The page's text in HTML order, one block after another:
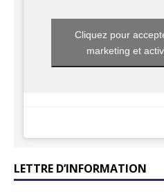
Cliquez pour
marketing et
LETTRE D’INFORMATION